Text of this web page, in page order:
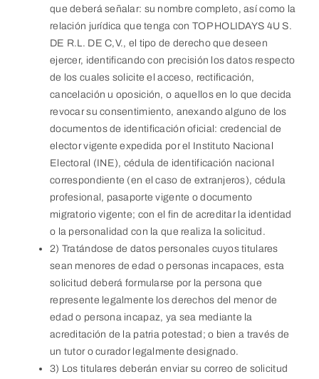
que deberá señalar: su nombre completo, así como la
relación jurídica que tenga con TOP HOLIDAYS 4U S.
DE R.L. DE C,V., el tipo de derecho que deseen
ejercer, identificando con precisión los datos respecto
de los cuales solicite el acceso, rectificación,
cancelación u oposición, o aquellos en lo que decida
revocar su consentimiento, anexando alguno de los
documentos de identificación oficial: credencial de
elector vigente expedida por el Instituto Nacional
Electoral (INE), cédula de identificación nacional
correspondiente (en el caso de extranjeros), cédula
profesional, pasaporte vigente o documento
migratorio vigente; con el fin de acreditar la identidad
o la personalidad con la que realiza la solicitud.
2) Tratándose de datos personales cuyos titulares
sean menores de edad o personas incapaces, esta
solicitud deberá formularse por la persona que
represente legalmente los derechos del menor de
edad o persona incapaz, ya sea mediante la
acreditación de la patria potestad; o bien a través de
un tutor o curador legalmente designado.
3) Los titulares deberán enviar su correo de solicitud